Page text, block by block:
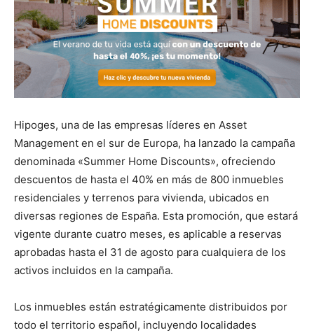
Hipoges, una de las empresas líderes en Asset
Management en el sur de Europa, ha lanzado la campaña
denominada «Summer Home Discounts», ofreciendo
descuentos de hasta el 40% en más de 800 inmuebles
residenciales y terrenos para vivienda, ubicados en
diversas regiones de España. Esta promoción, que estará
vigente durante cuatro meses, es aplicable a reservas
aprobadas hasta el 31 de agosto para cualquiera de los
activos incluidos en la campaña.
Los inmuebles están estratégicamente distribuidos por
todo el territorio español, incluyendo localidades